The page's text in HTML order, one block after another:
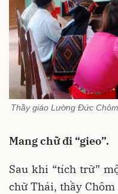
Thầy giáo Lường Đức
Mang chữ đi “gieo”.
Sau khi “tích trữ”
chữ Thái, thầy